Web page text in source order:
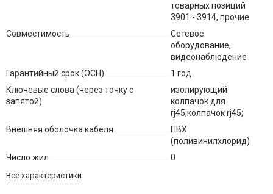
товарных позиций
3901 - 3914, прочие
Совместимость
Сетевое
оборудование,
видеонаблюдение
Гарантийный срок (ОСН)
1 год
Ключевые слова (через точку с
запятой)
изолирующий
колпачок для
rj45;колпачок rj45;
Внешняя оболочка кабеля
ПВХ
(поливинилхлорид)
Число жил
0
Все характеристики